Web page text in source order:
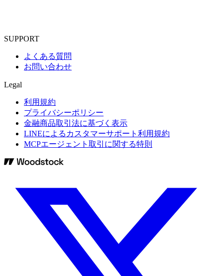
SUPPORT
よくある質問
お問い合わせ
Legal
利用規約
プライバシーポリシー
金融商品取引法に基づく表示
LINEによるカスタマーサポート利用規約
MCPエージェント取引に関する特則